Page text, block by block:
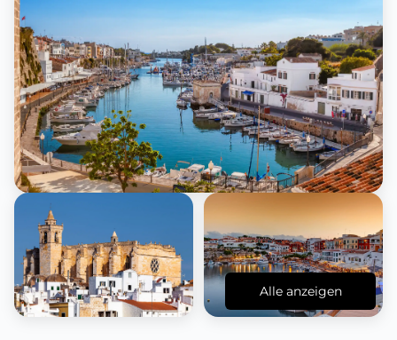
Alle anzeigen